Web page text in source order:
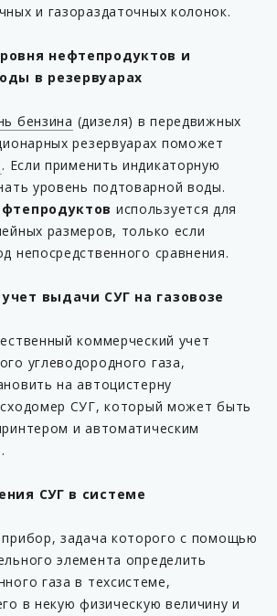
и газораздаточных колонок.
нефтепродуктов и
в резервуарах
бензина (дизеля) в передвижных
резервуарах поможет
. Если применить индикаторную
уровень подтоварной воды.
используется для
размеров, только если
непосредственного сравнения.
выдачи СУГ на газовозе
коммерческий учет
углеводородного газа,
на автоцистерну
СУГ, который может быть
и автоматическим
СУГ в системе
задача которого с помощью
элемента определить
газа в техсистеме,
в некую физическую величину и